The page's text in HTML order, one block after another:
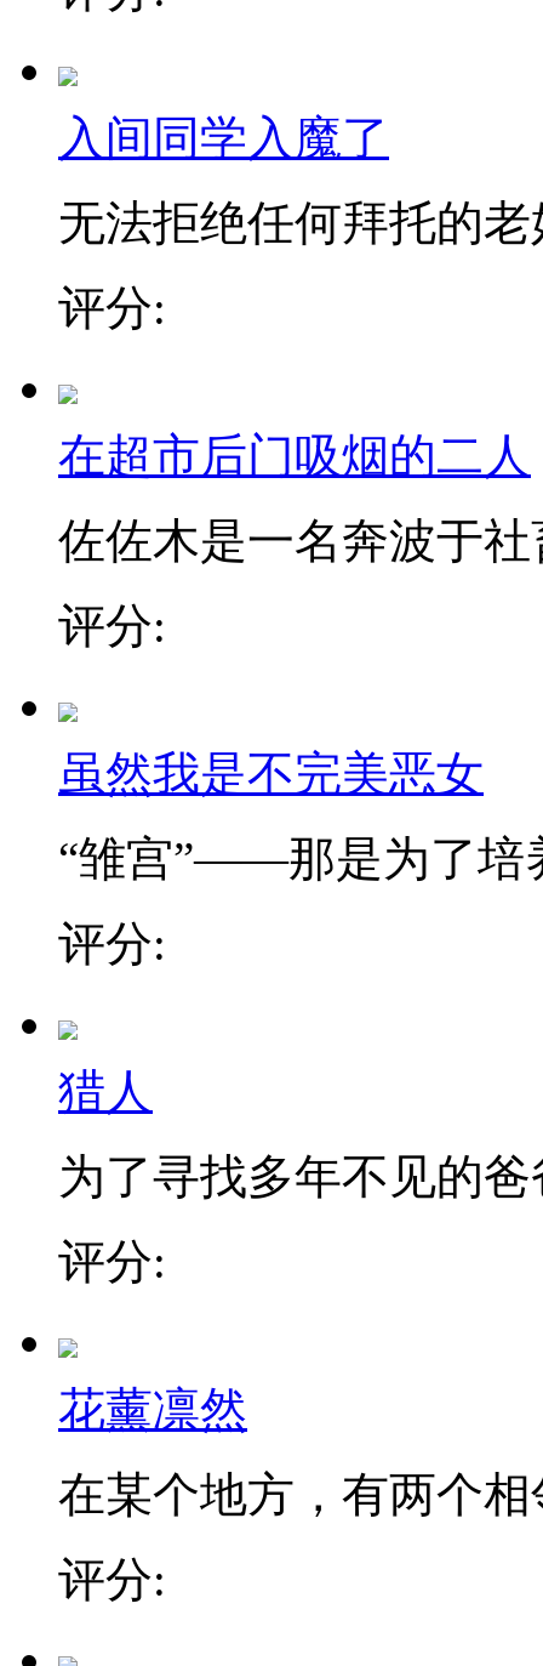
入间同学入魔了
无法拒绝任何拜托的老
评分:
在超市后门吸烟的二人
佐佐木是一名奔波于社
评分:
虽然我是不完美恶女
“雏宫”——那是为了培
评分:
猎人
为了寻找多年不见的爸
评分:
花薰凛然
在某个地方，有两个相
评分: